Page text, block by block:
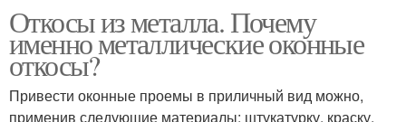
Откосы из металла. Почему
именно металлические оконные
откосы?
Привести оконные проемы в приличный вид можно,
применив следующие материалы: штукатурку, краску,